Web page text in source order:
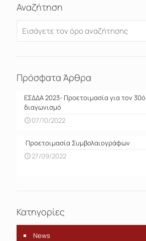
Αναζήτηση
Πρόσφατα Άρθρα
ΕΣΔΔΑ 2023- Προετοιμασία για τον 30ό
διαγωνισμό
07/10/2022
Προετοιμασία Συμβολαιογράφων
27/09/2022
Κατηγορίες
News